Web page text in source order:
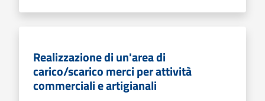
Realizzazione di un'area di
carico/scarico merci per attività
commerciali e artigianali